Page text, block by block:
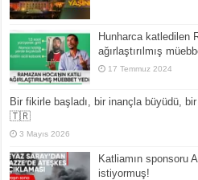
Hunharca katledilen
ağırlaştırılmış
17 Temmuz 2024
Bir fikirle başladı, bir inançla büyüdü,
🇹🇷
3 Mayıs 2026
Katliamın sponsoru
istiyormuş!